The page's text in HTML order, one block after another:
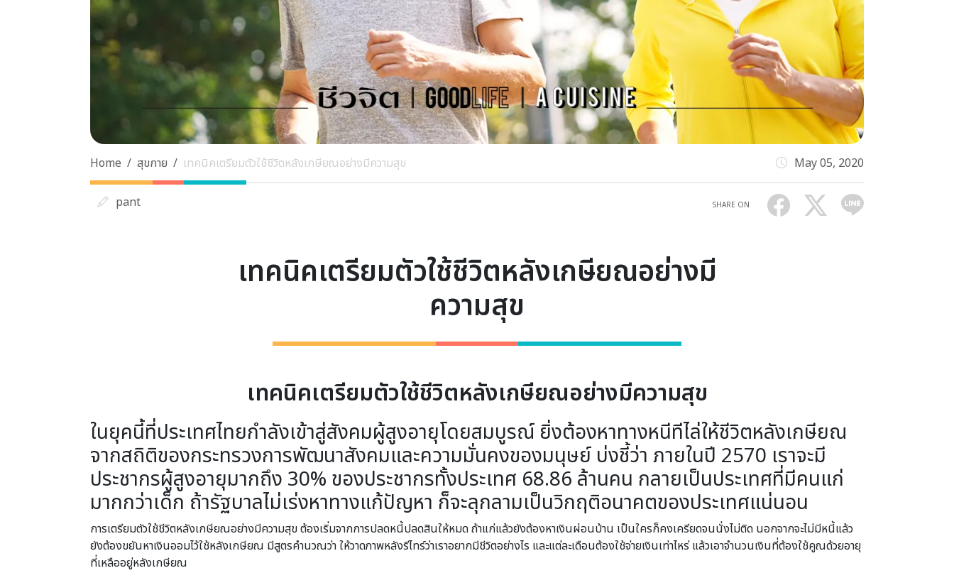
Home สุขกาย เทคนิคเตรียมตัวใช้ชีวิตหลังเกษียณอย่างมีความสุข May 05, 2020
pant SHARE ON
เทคนิคเตรียมตัวใช้ชีวิตหลังเกษียณอย่างมี
ความสุข
เทคนิคเตรียมตัวใช้ชีวิตหลังเกษียณอย่างมีความสุข
ในยุคนี้ที่ประเทศไทยกำลังเข้าสู่สังคมผู้สูงอายุโดยสมบูรณ์ ยิ่งต้องหาทางหนีทีไล่ให้ชีวิตหลังเกษียณ
จากสถิติของกระทรวงการพัฒนาสังคมและความมั่นคงของมนุษย์ บ่งชี้ว่า ภายในปี 2570 เราจะมี
ประชากรผู้สูงอายุมากถึง 30% ของประชากรทั้งประเทศ 68.86 ล้านคน กลายเป็นประเทศที่มีคนแก่
มากกว่าเด็ก ถ้ารัฐบาลไม่เร่งหาทางแก้ปัญหา ก็จะลุกลามเป็นวิกฤติอนาคตของประเทศแน่นอน
การเตรียมตัวใช้ชีวิตหลังเกษียณอย่างมีความสุข ต้องเริ่มจากการปลดหนี้ปลดสินให้หมด ถ้าแก่แล้วยังต้องหาเงินผ่อนบ้าน เป็นใครก็คงเครียดจนนั่งไม่ติด นอกจากจะไม่มีหนี้แล้ว
ยังต้องขยันหาเงินออมไว้ใช้หลังเกษียณ มีสูตรคำนวณว่า ให้วาดภาพหลังรีไทร์ว่าเราอยากมีชีวิตอย่างไร และแต่ละเดือนต้องใช้จ่ายเงินเท่าไหร่ แล้วเอาจำนวนเงินที่ต้องใช้คูณด้วยอายุ
ที่เหลืออยู่หลังเกษียณ